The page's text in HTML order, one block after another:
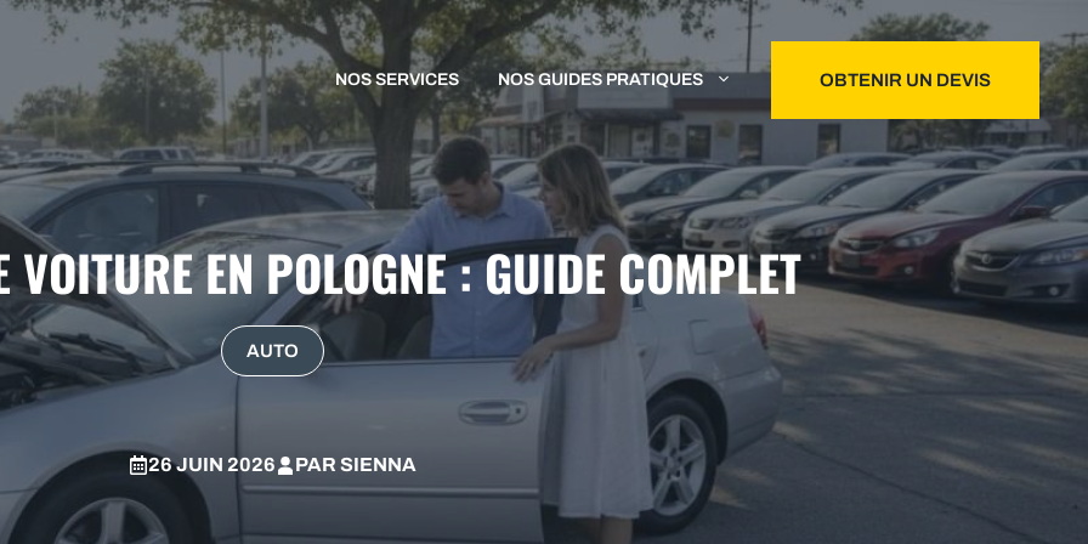
NOS SERVICES NOS GUIDES PRATIQUES OBTENIR UN DEVIS
VOITURE EN POLOGNE : GUIDE COMPLET
AUTO
26 JUIN 2026 PAR SIENNA